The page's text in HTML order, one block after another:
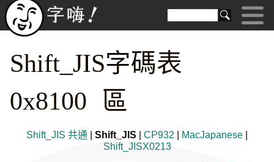
Shift_JIS字碼表
0x8100 區
Shift_JIS 共通 Shift_JIS CP932 MacJapanese
Shift_JISX0213